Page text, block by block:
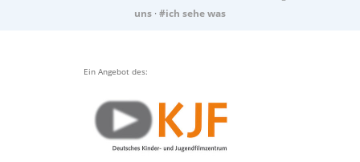
uns · #ich sehe was
Ein Angebot des: